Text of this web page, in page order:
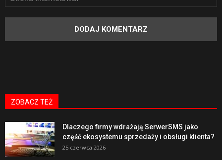
ZOBACZ TEŻ
Dlaczego firmy wdrażają SerwerSMS jako
część ekosystemu sprzedaży i obsługi klienta?
25 czerwca 2026